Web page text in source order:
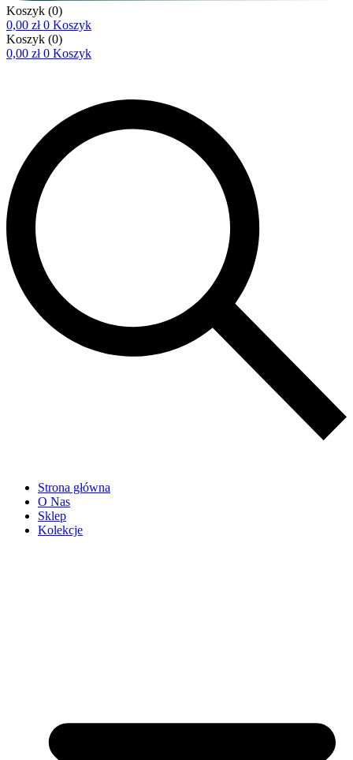
Koszyk (0)
0,00 zł 0 Koszyk
Koszyk (0)
0,00 zł 0 Koszyk
Strona główna
O Nas
Sklep
Kolekcje